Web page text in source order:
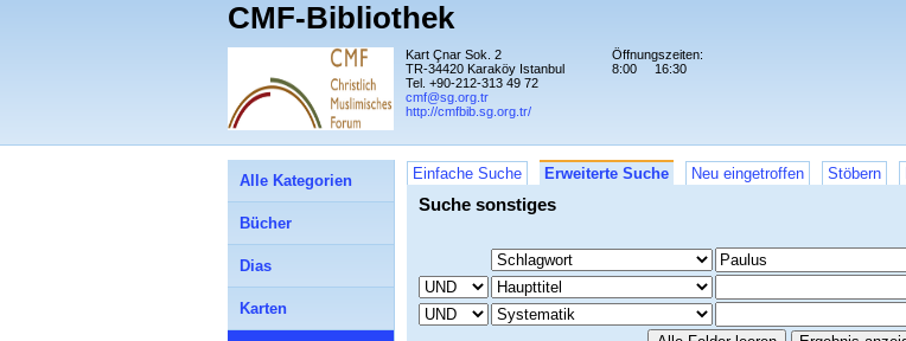
CMF-Bibliothek
Kart Çnar Sok. 2
TR-34420 Karaköy Istanbul
Tel. +90-212-313 49 72
cmf@sg.org.tr
http://cmfbib.sg.org.tr/
Öffnungszeiten:
8:00
16:30
Einfache Suche Erweiterte Suche Neu eingetroffen Stöbern
Suche sonstiges
Alle Kategorien
Bücher
Dias
Karten